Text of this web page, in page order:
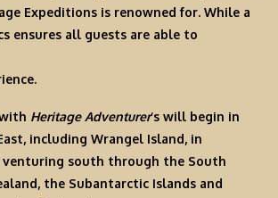
Expeditions is renowned for. While a
ensures all guests are able to
Heritage Adventurer‘s will begin in
, including Wrangel Island, in
venturing south through the South
the Subantarctic Islands and